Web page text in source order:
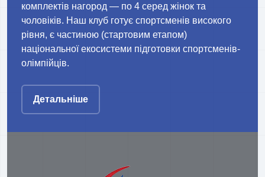
комплектів нагород — по 4 серед жінок та
чоловіків. Наш клуб готує спортсменів високого
рівня, є частиною (стартовим етапом)
національної екосистеми підготовки спортсменів-
олімпійців.
Детальніше